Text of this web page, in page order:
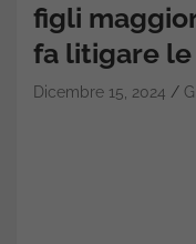
figli
fa litigare
Dicembre 15, 2024